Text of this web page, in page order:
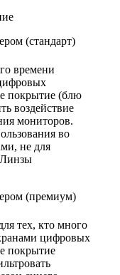
(стандарт)
времени
покрытие (блю
воздействие
мониторов.
во
не для
(премиум)
тех, кто много
цифровых
покрытие